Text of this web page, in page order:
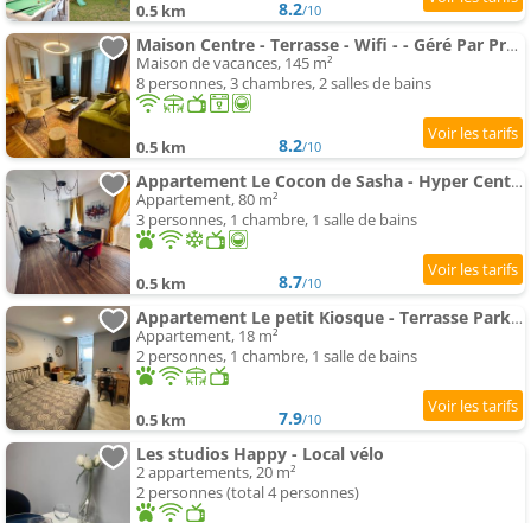
0.5 km 8.2/10
Maison Centre - Terrasse - Wifi - - Géré Par PrestaZen'Services
Maison de vacances, 145 m²
8 personnes, 3 chambres, 2 salles de bains
0.5 km 8.2/10
Appartement Le Cocon de Sasha - Hyper Centre - Climatisation - Proche Gare
Appartement, 80 m²
3 personnes, 1 chambre, 1 salle de bains
0.5 km 8.7/10
Appartement Le petit Kiosque - Terrasse Parking & Local vélo
Appartement, 18 m²
2 personnes, 1 chambre, 1 salle de bains
0.5 km 7.9/10
Les studios Happy - Local vélo
2 appartements, 20 m²
2 personnes (total 4 personnes)